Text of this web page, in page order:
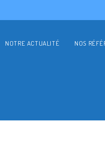
NOTRE ACTUALITÉ NOS